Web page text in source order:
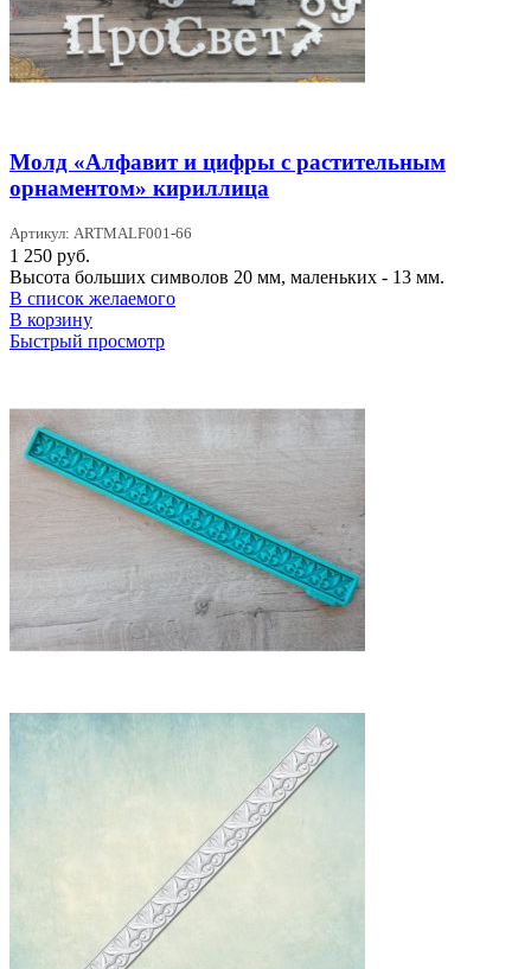
Молд «Алфавит и цифры с растительным
орнаментом» кириллица
Артикул: ARTMALF001-66
1 250 руб.
Высота больших символов 20 мм, маленьких - 13 мм.
В список желаемого
В корзину
Быстрый просмотр